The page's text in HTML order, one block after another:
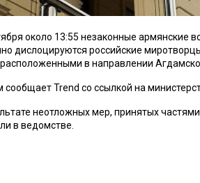
около 13:55 незаконные
дислоцируются российские
в направлении
сообщает Trend со ссылкой на
неотложных мер, принятых
в ведомстве.